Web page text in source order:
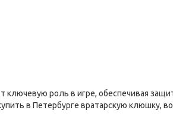
ключевую роль в игре, обеспечивая
в Петербурге вратарскую клюшку,